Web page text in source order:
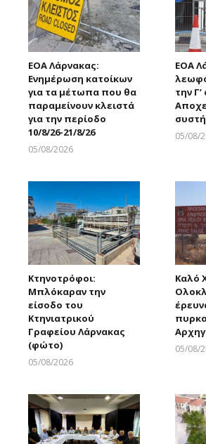
ΕΟΑ Λάρνακας:
Ενημέρωση κατοίκων
για τα μέτωπα που θα
παραμείνουν κλειστά
για την περίοδο
10/8/26-21/8/26
05/08/2026
ΕΟΑ
την
05/08/
Κτηνοτρόφοι:
Μπλόκαραν την
είσοδο του
Κτηνιατρικού
Γραφείου Λάρνακας
(φώτο)
05/08/2026
Καλό
05/08/